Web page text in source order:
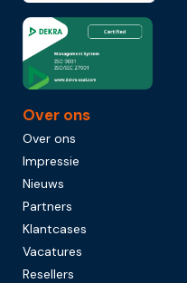
Over ons
Over ons
Impressie
Nieuws
Partners
Klantcases
Vacatures
Resellers